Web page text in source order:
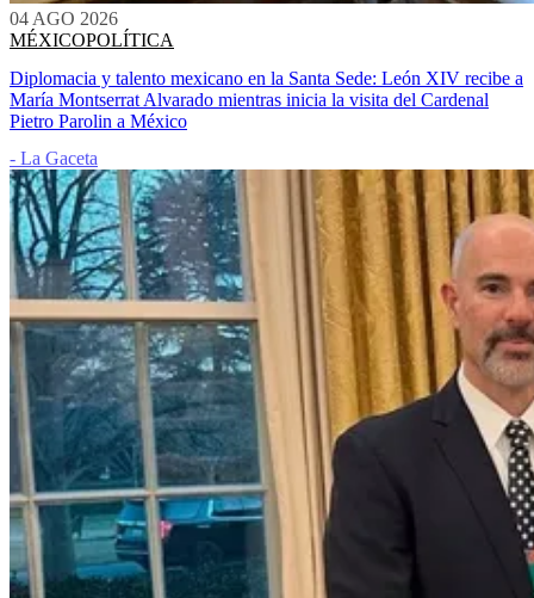
04 AGO 2026
MÉXICOPOLÍTICA
Diplomacia y talento mexicano en la Santa Sede: León XIV recibe a
María Montserrat Alvarado mientras inicia la visita del Cardenal
Pietro Parolin a México
- La Gaceta